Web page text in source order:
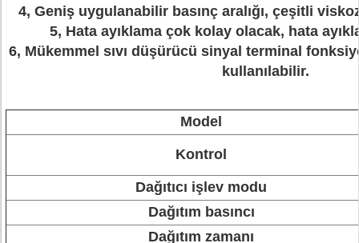
4, Geniş uygulanabilir basınç aralığı, çeşitli
5, Hata ayıklama çok kolay olacak, hata
6, Mükemmel sıvı düşürücü sinyal terminal
kullanılabilir.
Model
Kontrol
Dağıtıcı işlev modu
Dağıtım basıncı
Dağıtım zamanı